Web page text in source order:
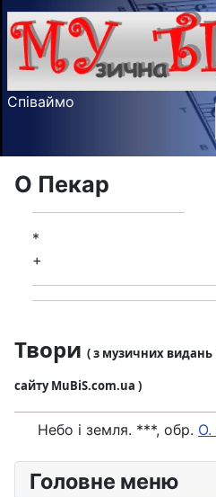
Співаймо
Головне меню
О Пекар
*
+
Твори ( з музичних видань
сайту MuBiS.com.ua )
Небо і земля. ***, обр. О.